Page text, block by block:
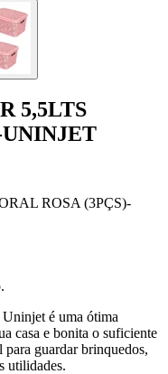
5,5LTS
ROSA (3PÇS)-
é uma ótima
casa e bonita o suficiente
guardar brinquedos,
utilidades.